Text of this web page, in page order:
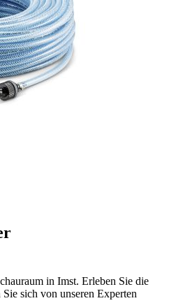
in Imst. Erleben Sie die
sich von unseren Experten